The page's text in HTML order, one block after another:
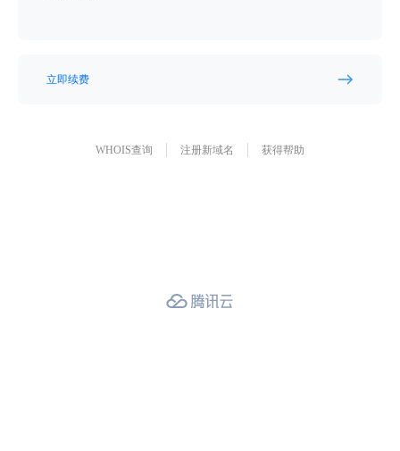
立即续费
WHOIS查询 注册新域名 获得帮助